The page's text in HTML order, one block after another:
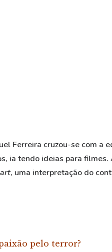
Ferreira cruzou-se com
ia tendo ideias para
, uma interpretação do
pelo terror?